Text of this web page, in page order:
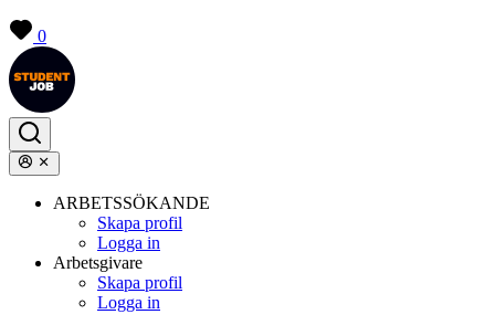
0
ARBETSSÖKANDE
Skapa profil
Logga in
Arbetsgivare
Skapa profil
Logga in